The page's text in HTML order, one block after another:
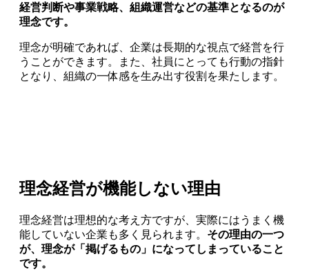
経営判断や事業戦略、組織運営などの基準となるのが
理念です。
理念が明確であれば、企業は長期的な視点で経営を行
うことができます。また、社員にとっても行動の指針
となり、組織の一体感を生み出す役割を果たします。
理念経営が機能しない理由
理念経営は理想的な考え方ですが、実際にはうまく機
能していない企業も多く見られます。 その理由の一つ
が、理念が「掲げるもの」になってしまっていること
です。